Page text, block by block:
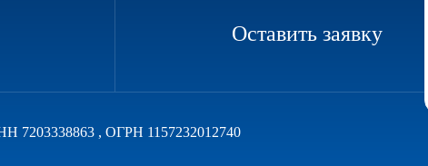
Оставить заявку
7203338863 , ОГРН 1157232012740